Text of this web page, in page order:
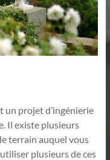
un projet d’ingénierie
Il existe plusieurs
terrain auquel vous
plusieurs de ces